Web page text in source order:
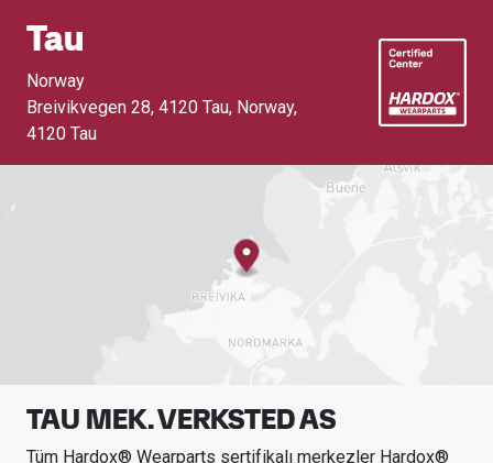
Tau
Norway
Breivikvegen 28, 4120 Tau, Norway,
4120 Tau
TAU MEK. VERKSTED AS
Tüm Hardox® Wearparts sertifikalı merkezler Hardox®